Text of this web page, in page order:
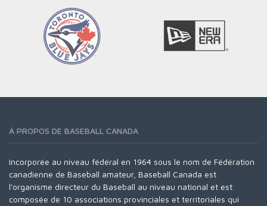
À PROPOS DE BASEBALL CANADA
Incorporée au niveau fédéral en 1964 sous le nom de Fédération
canadienne de Baseball amateur, Baseball Canada est
l'organisme directeur du Baseball au niveau national et est
composée de 10 associations provinciales et territoriales qui